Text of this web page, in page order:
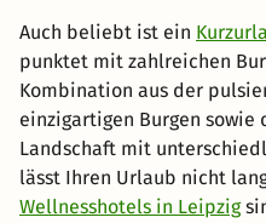
Auch beliebt ist ein
punktet mit zahlreichen
Kombination aus der
einzigartigen Burgen
Landschaft mit
lässt Ihren Urlaub nicht
Wellnesshotels in Leipzig